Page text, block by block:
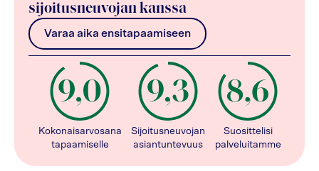
sijoitusneuvojan kanssa
Varaa aika ensitapaamiseen
Kokonaisarvosana
tapaamiselle
Sijoitusneuvojan
asiantuntevuus
Suosittelisi
palveluitamme